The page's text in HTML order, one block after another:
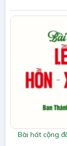
Bài hát cộng